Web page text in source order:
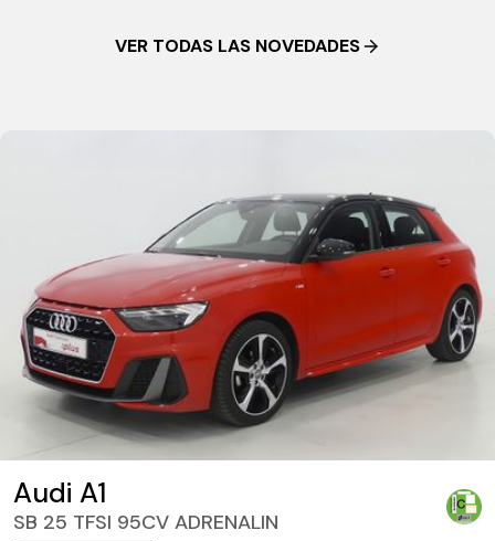
VER TODAS LAS NOVEDADES
Audi A1
SB 25 TFSI 95CV ADRENALIN